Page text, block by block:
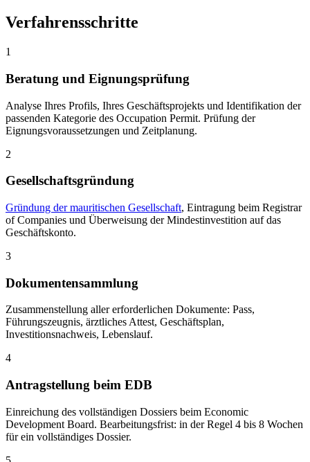
Verfahrensschritte
1
Beratung und Eignungsprüfung
Analyse Ihres Profils, Ihres Geschäftsprojekts und Identifikation der
passenden Kategorie des Occupation Permit. Prüfung der
Eignungsvoraussetzungen und Zeitplanung.
2
Gesellschaftsgründung
Gründung der mauritischen Gesellschaft, Eintragung beim Registrar
of Companies und Überweisung der Mindestinvestition auf das
Geschäftskonto.
3
Dokumentensammlung
Zusammenstellung aller erforderlichen Dokumente: Pass,
Führungszeugnis, ärztliches Attest, Geschäftsplan,
Investitionsnachweis, Lebenslauf.
4
Antragstellung beim EDB
Einreichung des vollständigen Dossiers beim Economic
Development Board. Bearbeitungsfrist: in der Regel 4 bis 8 Wochen
für ein vollständiges Dossier.